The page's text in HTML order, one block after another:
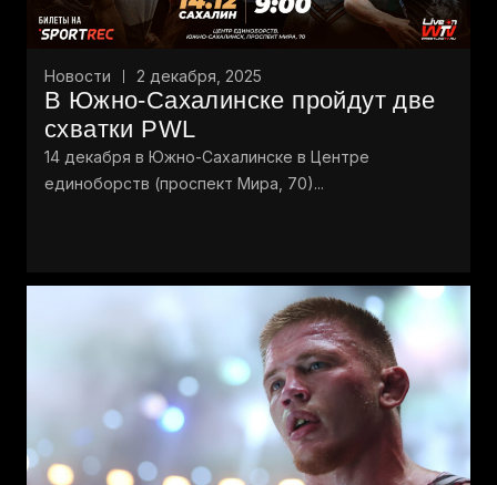
Новости 2 декабря, 2025
В Южно-Сахалинске пройдут две
схватки PWL
14 декабря в Южно-Сахалинске в Центре
единоборств (проспект Мира, 70)...